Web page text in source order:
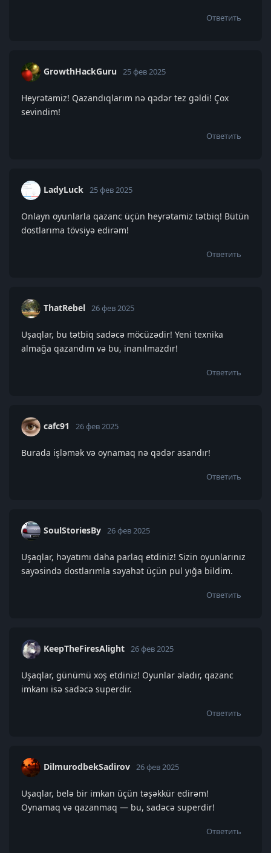
Ответить
GrowthHackGuru 25 фев 2025
Heyrətamiz! Qazandıqlarım nə qədər tez gəldi! Çox
sevindim!
Ответить
LadyLuck 25 фев 2025
Onlayn oyunlarla qazanc üçün heyrətamiz tətbiq! Bütün
dostlarıma tövsiyə edirəm!
Ответить
ThatRebel 26 фев 2025
Uşaqlar, bu tətbiq sadəcə möcüzədir! Yeni texnika
almağa qazandım və bu, inanılmazdır!
Ответить
cafc91 26 фев 2025
Burada işləmək və oynamaq nə qədər asandır!
Ответить
SoulStoriesBy 26 фев 2025
Uşaqlar, həyatımı daha parlaq etdiniz! Sizin oyunlarınız
sayəsində dostlarımla səyahət üçün pul yığa bildim.
Ответить
KeepTheFiresAlight 26 фев 2025
Uşaqlar, günümü xoş etdiniz! Oyunlar əladır, qazanc
imkanı isə sadəcə superdir.
Ответить
DilmurodbekSadirov 26 фев 2025
Uşaqlar, belə bir imkan üçün təşəkkür edirəm!
Oynamaq və qazanmaq — bu, sadəcə superdir!
Ответить